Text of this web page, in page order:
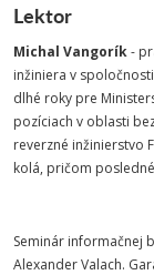
Lektor
Michal Vangorík-
inžiniera v
dlhé roky pre
pozíciach v oblasti
reverzné inžinierstvo
kolá, pričom
Seminár informačnej
Alexander Valach.